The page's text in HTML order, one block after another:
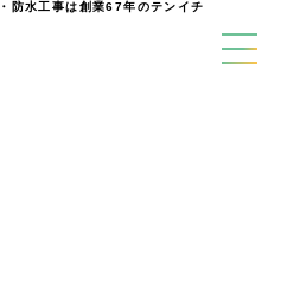
防水工事は創業67年のテンイチ